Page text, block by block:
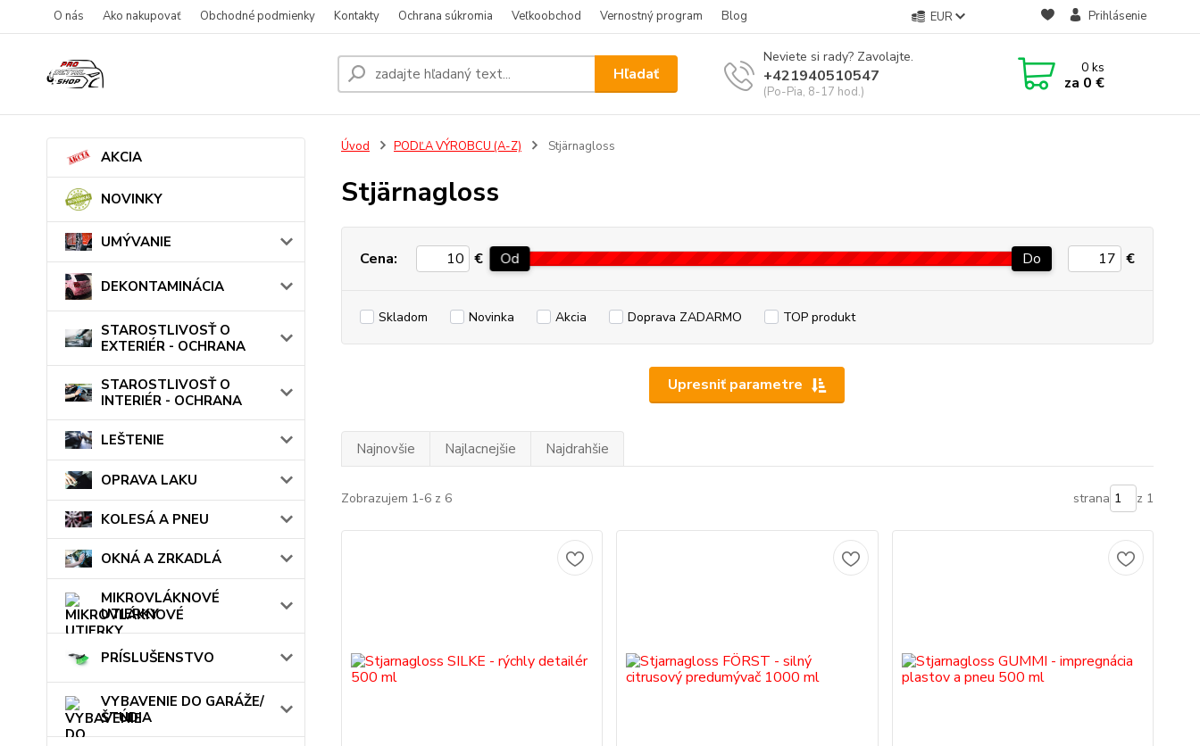
O nás Ako nakupovať Obchodné podmienky Kontakty Ochrana súkromia Veľkoobchod Vernostný program Blog EUR Prihlásenie
Hľadať
Neviete si rady? Zavolajte.
+421940510547
(Po-Pia, 8-17 hod.)
0ks
za 0 €
AKCIA
NOVINKY
UMÝVANIE
DEKONTAMINÁCIA
STAROSTLIVOSŤ O
EXTERIÉR - OCHRANA
STAROSTLIVOSŤ O
INTERIÉR - OCHRANA
LEŠTENIE
OPRAVA LAKU
KOLESÁ A PNEU
OKNÁ A ZRKADLÁ
MIKROVLÁKNOVÉ
UTIERKY
PRÍSLUŠENSTVO
VYBAVENIE DO GARÁŽE/
ŠTÚDIA
Úvod PODĽA VÝROBCU (A-Z) Stjärnagloss
Stjärnagloss
Upresniť parametre
Cena: € Od Do €
Skladom Novinka Akcia Doprava ZADARMO TOP produkt
Najnovšie Najlacnejšie Najdrahšie
Zobrazujem 1-6 z 6 strana z 1